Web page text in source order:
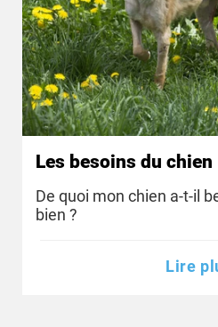
Les besoins du chien
De quoi mon chien a-t-il
bien ?
Lire